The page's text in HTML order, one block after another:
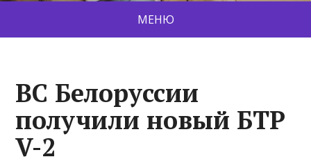
МЕНЮ
ВС Белоруссии
получили новый БТР
V-2